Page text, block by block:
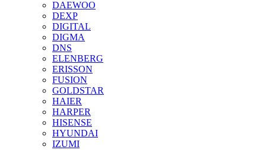
DAEWOO
DEXP
DIGITAL
DIGMA
DNS
ELENBERG
ERISSON
FUSION
GOLDSTAR
HAIER
HARPER
HISENSE
HYUNDAI
IZUMI